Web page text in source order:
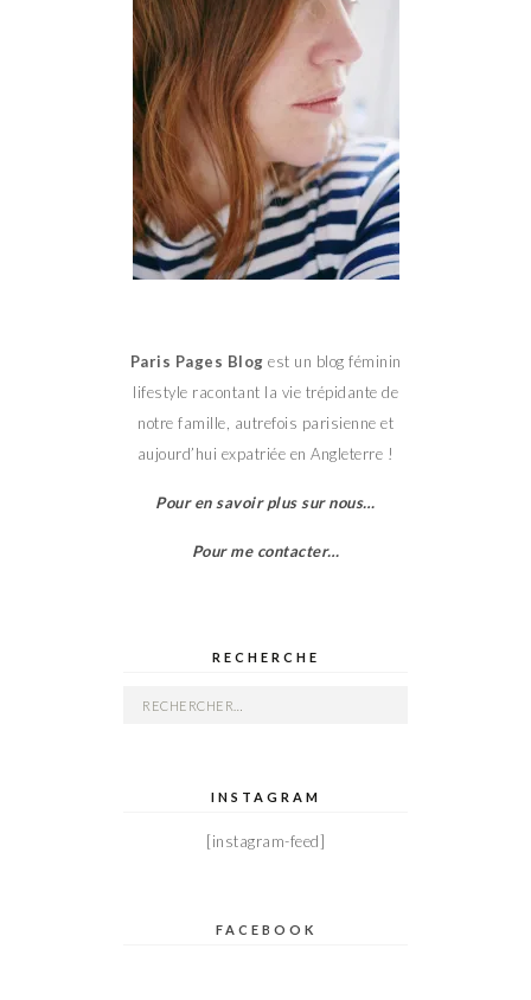
Paris Pages Blog est un blog féminin
lifestyle racontant la vie trépidante de
notre famille, autrefois parisienne et
aujourd’hui expatriée en Angleterre !
Pour en savoir plus sur nous…
Pour me contacter…
RECHERCHE
Rechercher :
INSTAGRAM
[instagram-feed]
FACEBOOK